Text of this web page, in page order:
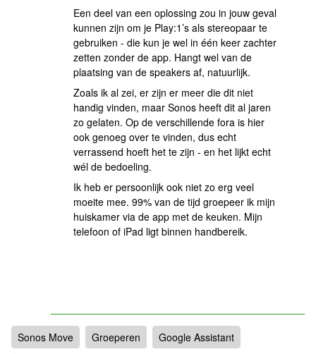
Een deel van een oplossing zou in jouw geval
kunnen zijn om je Play:1’s als stereopaar te
gebruiken - die kun je wel in één keer zachter
zetten zonder de app. Hangt wel van de
plaatsing van de speakers af, natuurlijk.
Zoals ik al zei, er zijn er meer die dit niet
handig vinden, maar Sonos heeft dit al jaren
zo gelaten. Op de verschillende fora is hier
ook genoeg over te vinden, dus echt
verrassend hoeft het te zijn - en het lijkt echt
wél de bedoeling.
Ik heb er persoonlijk ook niet zo erg veel
moeite mee. 99% van de tijd groepeer ik mijn
huiskamer via de app met de keuken. Mijn
telefoon of iPad ligt binnen handbereik.
Sonos Move Groeperen
Google Assistant